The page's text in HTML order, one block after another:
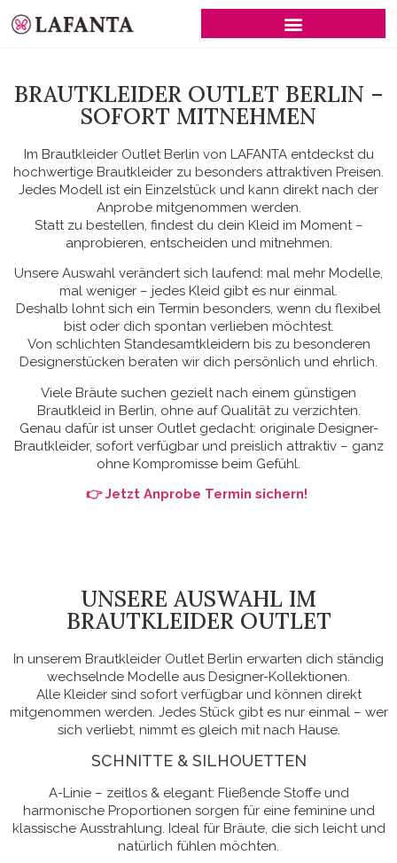
BRAUTKLEIDER OUTLET BERLIN –
SOFORT MITNEHMEN
Im Brautkleider Outlet Berlin von LAFANTA entdeckst du
hochwertige Brautkleider zu besonders attraktiven Preisen.
Jedes Modell ist ein Einzelstück und kann direkt nach der
Anprobe mitgenommen werden.
Statt zu bestellen, findest du dein Kleid im Moment –
anprobieren, entscheiden und mitnehmen.
Unsere Auswahl verändert sich laufend: mal mehr Modelle,
mal weniger – jedes Kleid gibt es nur einmal.
Deshalb lohnt sich ein Termin besonders, wenn du flexibel
bist oder dich spontan verlieben möchtest.
Von schlichten Standesamtkleidern bis zu besonderen
Designerstücken beraten wir dich persönlich und ehrlich.
Viele Bräute suchen gezielt nach einem günstigen
Brautkleid in Berlin, ohne auf Qualität zu verzichten.
Genau dafür ist unser Outlet gedacht: originale Designer-
Brautkleider, sofort verfügbar und preislich attraktiv – ganz
ohne Kompromisse beim Gefühl.
👉 Jetzt Anprobe Termin sichern!
UNSERE AUSWAHL IM
BRAUTKLEIDER OUTLET
In unserem Brautkleider Outlet Berlin erwarten dich ständig
wechselnde Modelle aus Designer-Kollektionen.
Alle Kleider sind sofort verfügbar und können direkt
mitgenommen werden. Jedes Stück gibt es nur einmal – wer
sich verliebt, nimmt es gleich mit nach Hause.
SCHNITTE & SILHOUETTEN
A-Linie – zeitlos & elegant: Fließende Stoffe und
harmonische Proportionen sorgen für eine feminine und
klassische Ausstrahlung. Ideal für Bräute, die sich leicht und
natürlich fühlen möchten.